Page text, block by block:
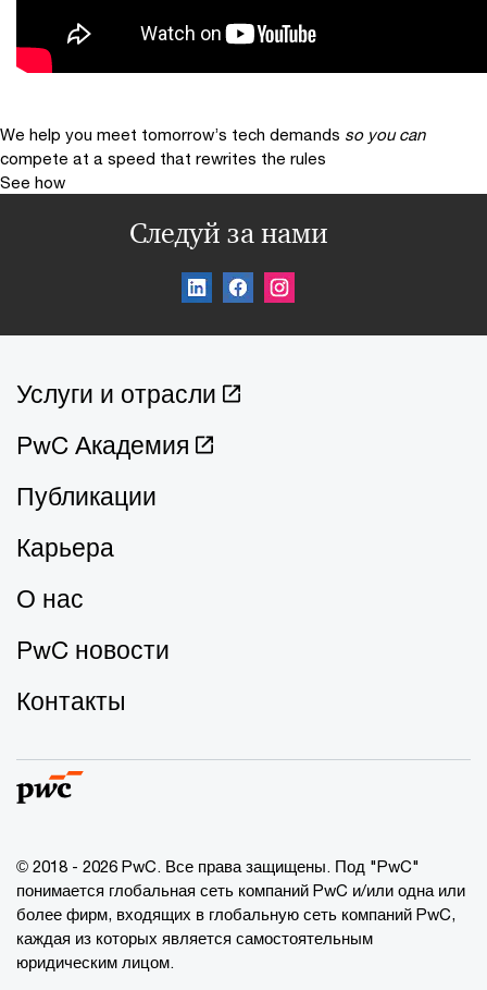
We help you meet tomorrow’s tech demands so you can
compete at a speed that rewrites the rules
See how
Следуй за нами
Услуги и отрасли
PwC Академия
Публикации
Карьера
О нас
PwC новости
Контакты
© 2018 - 2026 PwC. Все права защищены. Под "PwC"
понимается глобальная сеть компаний PwC и/или одна или
более фирм, входящих в глобальную сеть компаний PwC,
каждая из которых является самостоятельным
юридическим лицом.